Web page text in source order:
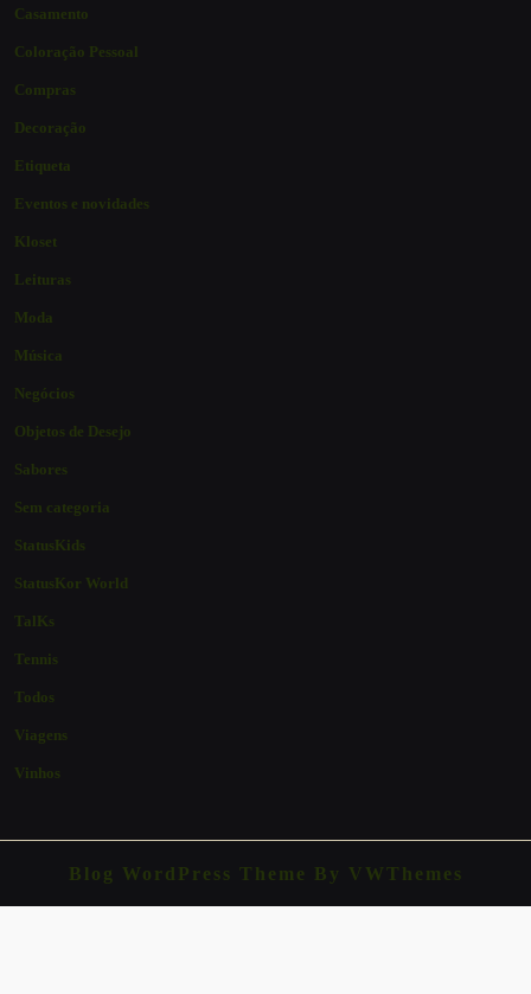
Casamento
Coloração Pessoal
Compras
Decoração
Etiqueta
Eventos e novidades
Kloset
Leituras
Moda
Música
Negócios
Objetos de Desejo
Sabores
Sem categoria
StatusKids
StatusKor World
TalKs
Tennis
Todos
Viagens
Vinhos
Blog WordPress Theme By VWThemes